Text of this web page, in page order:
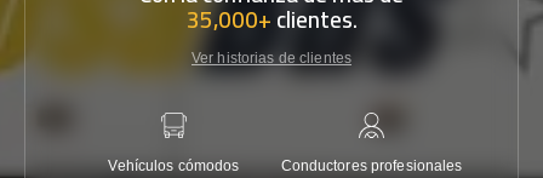
35,000+clientes.
Ver historias de clientes
Vehículos cómodos Conductores profesionales